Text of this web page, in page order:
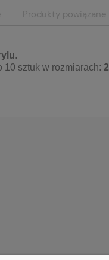
Produkty powiązane
.
10 sztuk w rozmiarach: 2